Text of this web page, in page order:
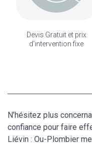
Devis Gratuit et prix
d'intervention fixe
N’hésitez plus
confiance pour faire
Liévin : Ou-Plombier